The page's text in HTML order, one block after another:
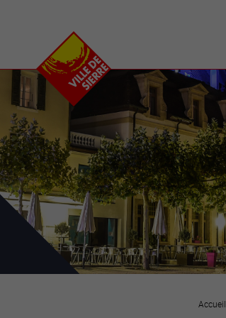
et culture
et loisirs
gastronomie et
et associations
Projets
Chantiers en ville
Plan directeur du
centre-ville
Accueil